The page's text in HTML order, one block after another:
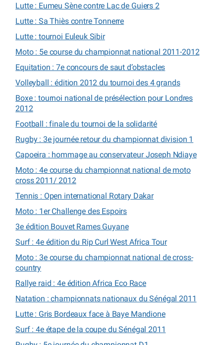
Lutte : Eumeu Sène contre Lac de Guiers 2
Lutte : Sa Thiès contre Tonnerre
Lutte : tournoi Euleuk Sibir
Moto : 5e course du championnat national 2011-2012
Equitation : 7e concours de saut d’obstacles
Volleyball : édition 2012 du tournoi des 4 grands
Boxe : tournoi national de présélection pour Londres
2012
Football : finale du tournoi de la solidarité
Rugby : 3e journée retour du championnat division 1
Capoeira : hommage au conservateur Joseph Ndiaye
Moto : 4e course du championnat national de moto
cross 2011/ 2012
Tennis : Open international Rotary Dakar
Moto : 1er Challenge des Espoirs
3e édition Bouvet Rames Guyane
Surf : 4e édition du Rip Curl West Africa Tour
Moto : 3e course du championnat national de cross-
country
Rallye raid : 4e édition Africa Eco Race
Natation : championnats nationaux du Sénégal 2011
Lutte : Gris Bordeaux face à Baye Mandione
Surf : 4e étape de la coupe du Sénégal 2011